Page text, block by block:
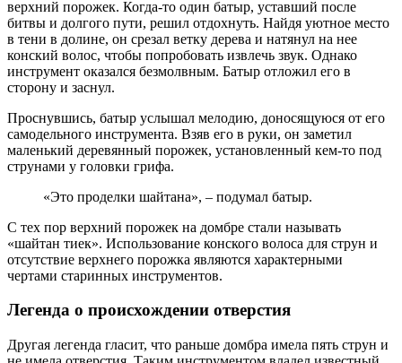
верхний порожек. Когда-то один батыр, уставший после
битвы и долгого пути, решил отдохнуть. Найдя уютное место
в тени в долине, он срезал ветку дерева и натянул на нее
конский волос, чтобы попробовать извлечь звук. Однако
инструмент оказался безмолвным. Батыр отложил его в
сторону и заснул.
Проснувшись, батыр услышал мелодию, доносящуюся от его
самодельного инструмента. Взяв его в руки, он заметил
маленький деревянный порожек, установленный кем-то под
струнами у головки грифа.
«Это проделки шайтана», – подумал батыр.
С тех пор верхний порожек на домбре стали называть
«шайтан тиек». Использование конского волоса для струн и
отсутствие верхнего порожка являются характерными
чертами старинных инструментов.
Легенда о происхождении отверстия
Другая легенда гласит, что раньше домбра имела пять струн и